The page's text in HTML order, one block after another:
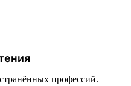
профессий.